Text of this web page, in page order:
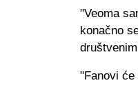
"Veoma
konačno
"Fanovi